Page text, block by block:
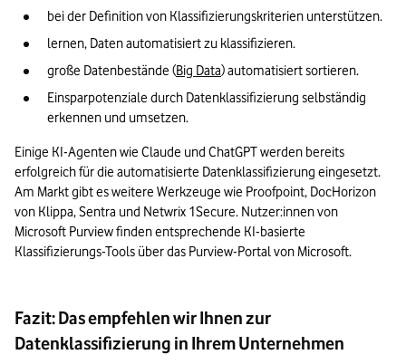
bei der Definition von Klassifizierungskriterien unterstützen.
lernen, Daten automatisiert zu klassifizieren.
große Datenbestände (Big Data) automatisiert sortieren.
Einsparpotenziale durch Datenklassifizierung selbständig
erkennen und umsetzen.
Einige KI-Agenten wie Claude und ChatGPT werden bereits
erfolgreich für die automatisierte Datenklassifizierung eingesetzt.
Am Markt gibt es weitere Werkzeuge wie Proofpoint, DocHorizon
von Klippa, Sentra und Netwrix 1Secure. Nutzer:innen von
Microsoft Purview finden entsprechende KI-basierte
Klassifizierungs-Tools über das Purview-Portal von Microsoft.
Fazit: Das empfehlen wir Ihnen zur
Datenklassifizierung in Ihrem Unternehmen